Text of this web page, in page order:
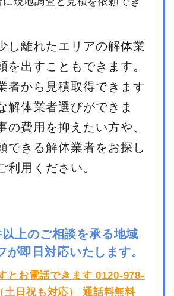
し離れたエリアの解体業
を出すこともできます。
者から見積取得できます
解体業者選びができま
の費用を抑えたい方や、
できる解体業者をお探し
利用ください。
上のご相談を承る地域
が即日対応いたします。